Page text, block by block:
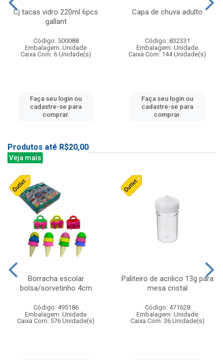
Cj tacas vidro 220ml 6pcs
gallant
Código: 500088
Embalagem: Unidade
Caixa Com: 6 Unidade(s)
Faça seu login ou
cadastre-se para
comprar.
Capa de chuva adulto
Código: 832331
Embalagem: Unidade
Caixa Com: 144 Unidade(s)
Faça seu login ou
cadastre-se para
comprar.
Produtos até R$20,00
Veja mais
Borracha escolar
bolsa/sorvetinho 4cm
Código: 495186
Embalagem: Unidade
Caixa Com: 576 Unidade(s)
Paliteiro de acrilico 13g para
mesa cristal
Código: 471628
Embalagem: Unidade
Caixa Com: 36 Unidade(s)